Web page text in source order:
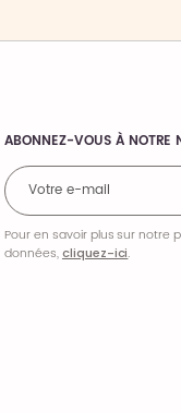
Comments
ABONNEZ-VOUS À NOTRE
Pour en savoir plus sur notre
données,cliquez-ici.